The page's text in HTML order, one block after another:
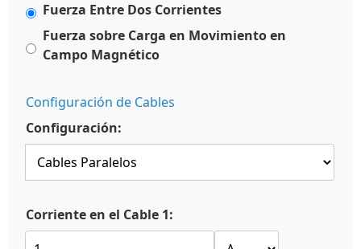
Fuerza Entre Dos Corrientes
Fuerza sobre Carga en Movimiento en
Campo Magnético
Configuración de Cables
Configuración:
Corriente en el Cable 1: